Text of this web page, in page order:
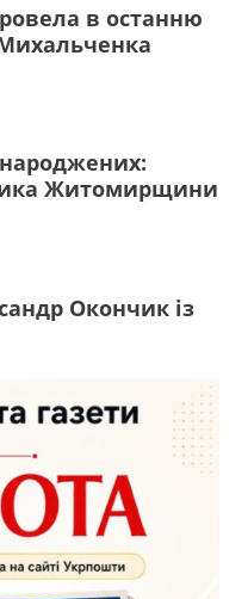
в останню
Житомирщини
Окончик із